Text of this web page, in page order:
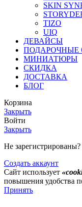
SKIN
TIZO
UIQ
ДЕВАЙСЫ
ПОДАРОЧНЫЕ
МИНИАТЮРЫ
СКИДКА
ДОСТАВКА
БЛОГ
Корзина
Закрыть
Войти
Закрыть
Не зарегистрированы?
Создать аккаунт
Сайт использует
повышения удобства
Принять